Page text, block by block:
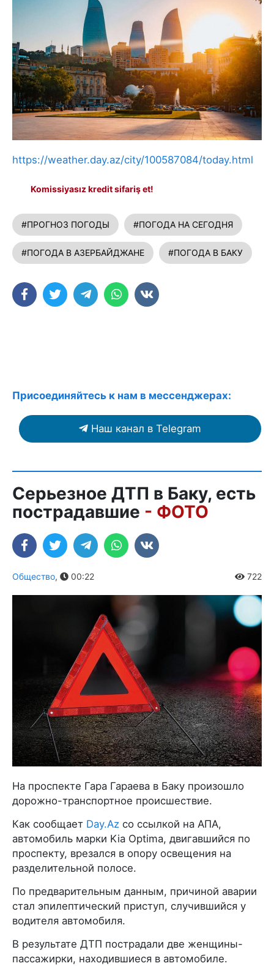
https://weather.day.az/city/100587084/today.html
Komissiyasız kredit sifariş et!
#ПРОГНОЗ ПОГОДЫ #ПОГОДА НА СЕГОДНЯ
#ПОГОДА В АЗЕРБАЙДЖАНЕ #ПОГОДА В БАКУ
Присоединяйтесь к нам в мессенджерах:
Наш канал в Telegram
Серьезное ДТП в Баку, есть
пострадавшие - ФОТО
Общество, 00:22 722
На проспекте Гара Гараева в Баку произошло
дорожно-транспортное происшествие.
Как сообщает Day.Az со ссылкой на АПА,
автомобиль марки Kia Optima, двигавшийся по
проспекту, врезался в опору освещения на
разделительной полосе.
По предварительным данным, причиной аварии
стал эпилептический приступ, случившийся у
водителя автомобиля.
В результате ДТП пострадали две женщины-
пассажирки, находившиеся в автомобиле.